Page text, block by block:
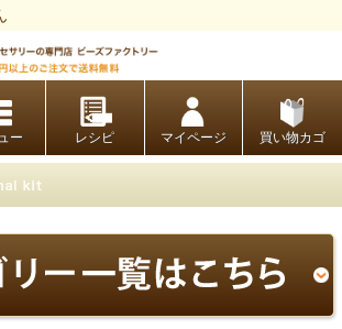
レシピ マイページ 買い物カゴ